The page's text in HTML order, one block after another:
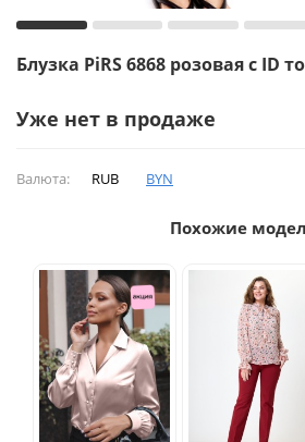
Блузка PiRS 6868 розовая с ID
Уже нет в продаже
Валюта: RUB BYN
Похожие